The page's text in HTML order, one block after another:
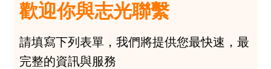
歡迎你與志光聯繫
請填寫下列表單，我們將提供您最快速，最
完整的資訊與服務